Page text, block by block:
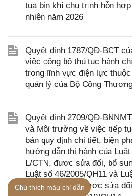
tua bin khí chu trình hỗn
nhiên năm 2026
Quyết định 1787/QĐ-BCT
việc công bố thủ tục hành
trong lĩnh vực điện lực
quản lý của Bộ Công Thương
Quyết định 2709/QĐ-
và Môi trường về việc tiếp
bản quy định chi tiết, biện
hướng dẫn thi hành của
L/CTN, được sửa đổi, bổ
Luật số 46/2005/QH11 và
60/2010/QH12, được sửa
Chú thích màu chỉ dẫn